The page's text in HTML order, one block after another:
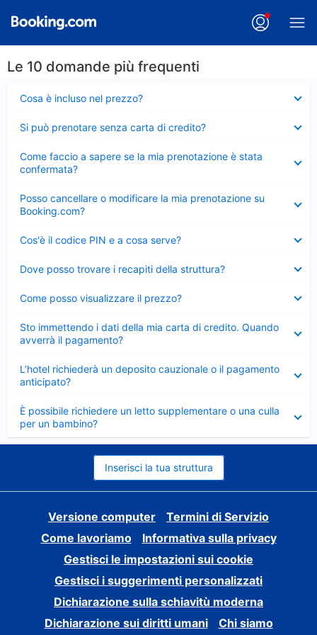
Le 10 domande più frequenti
Cosa è incluso nel prezzo?
chiuso
Si può prenotare senza carta di credito?
chiuso
Come faccio a sapere se la mia prenotazione è stata
confermata?
chiuso
Posso cancellare o modificare la mia prenotazione su
Booking.com?
chiuso
Cos'è il codice PIN e a cosa serve?
chiuso
Dove posso trovare i recapiti della struttura?
chiuso
Come posso visualizzare il prezzo?
chiuso
Sto immettendo i dati della mia carta di credito. Quando
avverrà il pagamento?
chiuso
L’hotel richiederà un deposito cauzionale o il pagamento
anticipato?
chiuso
È possibile richiedere un letto supplementare o una culla
per un bambino?
Elemento
chiuso
Inserisci la tua struttura
Versione computer
Termini di Servizio
Come lavoriamo
Informativa sulla privacy
Gestisci le impostazioni sui cookie
Gestisci i suggerimenti personalizzati
Dichiarazione sulla schiavitù moderna
Dichiarazione sui diritti umani
Chi siamo